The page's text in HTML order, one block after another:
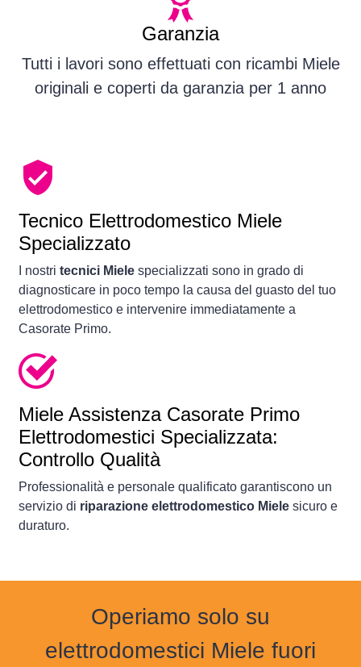
Garanzia
Tutti i lavori sono effettuati con ricambi Miele
originali e coperti da garanzia per 1 anno
Tecnico Elettrodomestico Miele
Specializzato
I nostri tecnici Miele specializzati sono in grado di
diagnosticare in poco tempo la causa del guasto del tuo
elettrodomestico e intervenire immediatamente a
Casorate Primo.
Miele Assistenza Casorate Primo
Elettrodomestici Specializzata:
Controllo Qualità
Professionalità e personale qualificato garantiscono un
servizio di riparazione elettrodomestico Miele sicuro e
duraturo.
Operiamo solo su
elettrodomestici Miele fuori